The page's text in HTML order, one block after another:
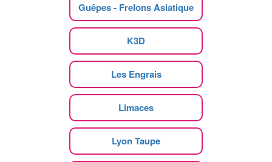
Guêpes - Frelons Asiatique
K3D
Les Engrais
Limaces
Lyon Taupe